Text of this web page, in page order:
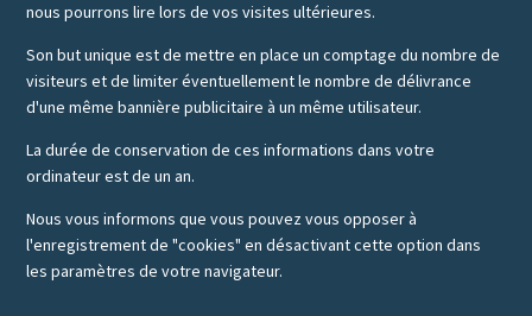
nous pourrons lire lors de vos visites ultérieures.
Son but unique est de mettre en place un comptage du nombre de
visiteurs et de limiter éventuellement le nombre de délivrance
d'une même bannière publicitaire à un même utilisateur.
La durée de conservation de ces informations dans votre
ordinateur est de un an.
Nous vous informons que vous pouvez vous opposer à
l'enregistrement de "cookies" en désactivant cette option dans
les paramètres de votre navigateur.